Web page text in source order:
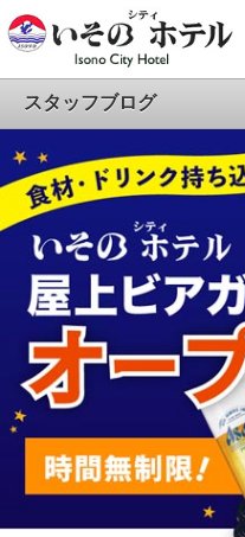
スタッフブログ